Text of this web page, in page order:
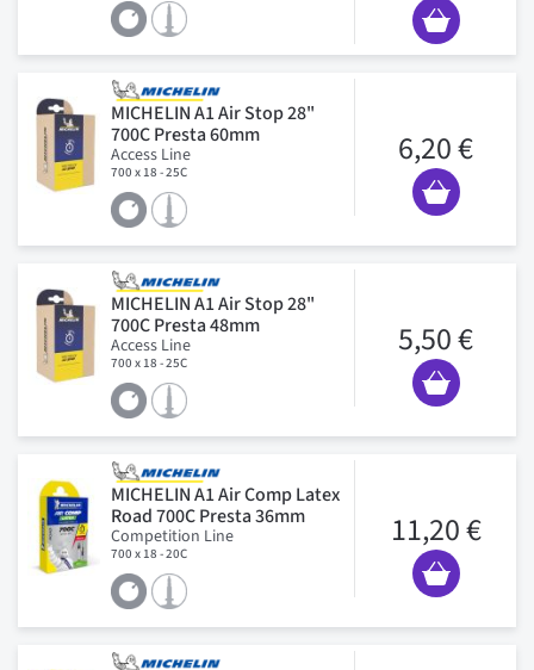
MICHELIN A1 Air Stop 28"
700C Presta 60mm
Access Line
700 x 18 - 25C
6,20 €
MICHELIN A1 Air Stop 28"
700C Presta 48mm
Access Line
700 x 18 - 25C
5,50 €
MICHELIN A1 Air Comp Latex
Road 700C Presta 36mm
Competition Line
700 x 18 - 20C
11,20 €